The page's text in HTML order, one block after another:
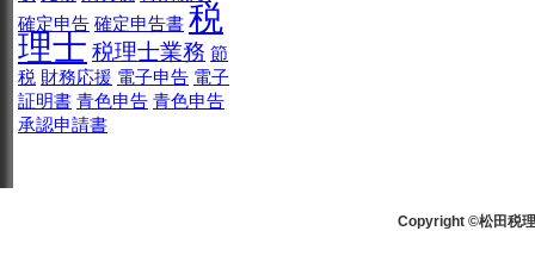
確定申告 確定申告書 税
理士 税理士業務 節
税 財務応援 電子申告 電子
証明書 青色申告 青色申告
承認申請書
Copyright ©松田税